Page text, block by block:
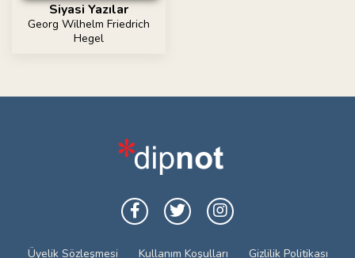
Siyasi Yazılar
Georg Wilhelm Friedrich
Hegel
Üyelik Sözleşmesi Kullanım Koşulları Gizlilik Politikası